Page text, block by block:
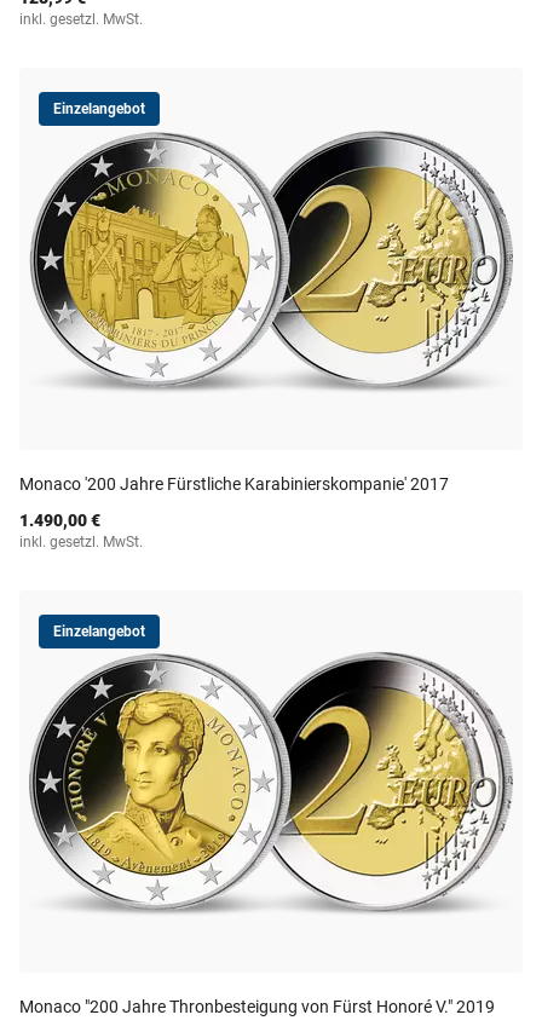
inkl. gesetzl. MwSt.
Einzelangebot
Monaco '200 Jahre Fürstliche Karabinierskompanie' 2017
1.490,00 €
inkl. gesetzl. MwSt.
Einzelangebot
Monaco "200 Jahre Thronbesteigung von Fürst Honoré V." 2019